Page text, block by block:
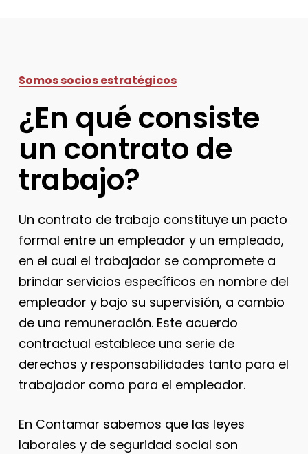
Somos socios estratégicos
¿En qué consiste
un contrato de
trabajo?
Un contrato de trabajo constituye un pacto
formal entre un empleador y un empleado,
en el cual el trabajador se compromete a
brindar servicios específicos en nombre del
empleador y bajo su supervisión, a cambio
de una remuneración. Este acuerdo
contractual establece una serie de
derechos y responsabilidades tanto para el
trabajador como para el empleador.
En Contamar sabemos que las leyes
laborales y de seguridad social son